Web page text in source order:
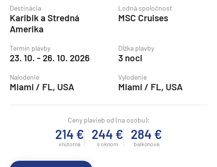
Destinácia
Karibik a Stredná
Amerika
Lodná spoločnosť
MSC Cruises
Termín plavby
23. 10. - 26. 10. 2026
Dĺžka plavby
3 noci
Nalodenie
Miami / FL, USA
Vylodenie
Miami / FL, USA
Ceny plavieb od (na osobu):
214 €
vnútorná
244 €
s oknom
284 €
balkónová